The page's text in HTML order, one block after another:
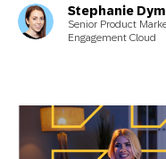
Stephanie
Senior Product
Engagement Cloud